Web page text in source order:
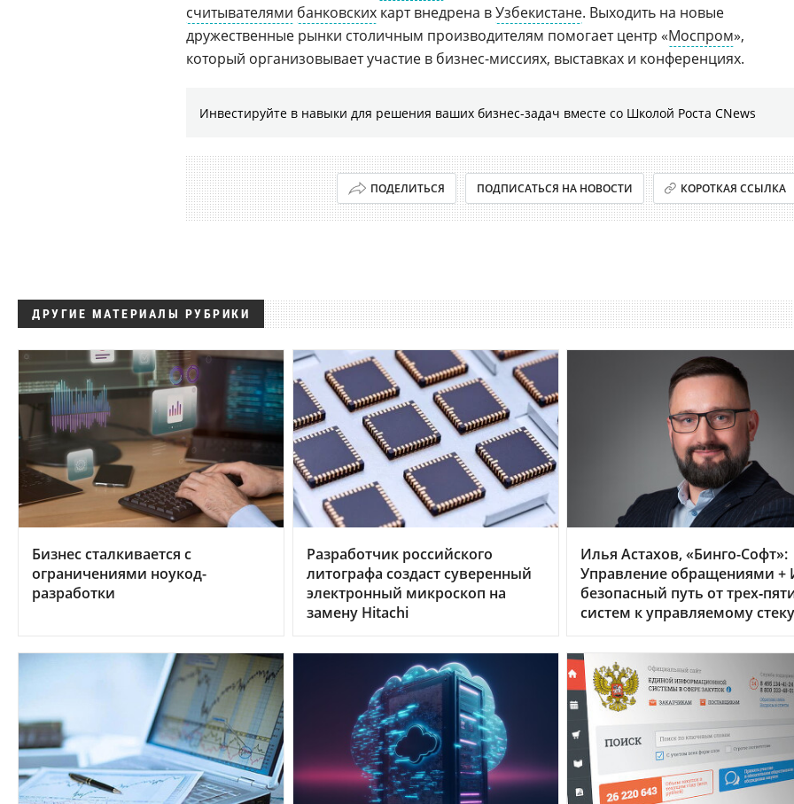
считывателями банковских карт внедрена вУзбекистане. Выходить на новые
дружественные рынки столичным производителям помогает центр «Моспром»,
который организовывает участие в бизнес-миссиях, выставках и конференциях.
Инвестируйте в навыки для решения ваших бизнес-задач вместе со Школой Роста CNews
ПОДЕЛИТЬСЯ ПОДПИСАТЬСЯ НА НОВОСТИ КОРОТКАЯ ССЫЛКА
ДРУГИЕ МАТЕРИАЛЫ РУБРИКИ
Бизнес сталкивается с
ограничениями ноукод-
разработки
Разработчик российского
литографа создаст суверенный
электронный микроскоп на
замену Hitachi
Илья Астахов, «Бинго-Софт»:
Управление обращениями +
безопасный путь от
систем к управляемому стеку